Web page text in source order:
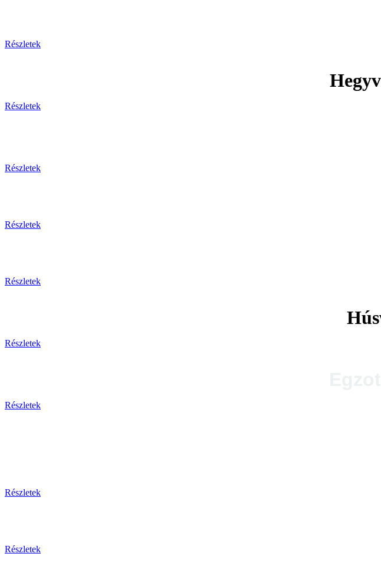
Részletek
Részletek
Részletek
Részletek
Részletek
Részletek
Részletek
Részletek
Részletek